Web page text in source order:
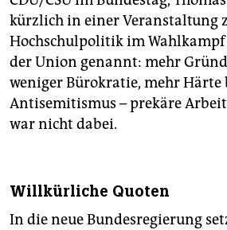
kürzlich in einer Veranstaltung
Hochschulpolitik im
der Union genannt: mehr
weniger Bürokratie, mehr Härte
Antisemitismus – prekäre
war nicht dabei.
Willkürliche Quoten
In die neue Bundesregierung